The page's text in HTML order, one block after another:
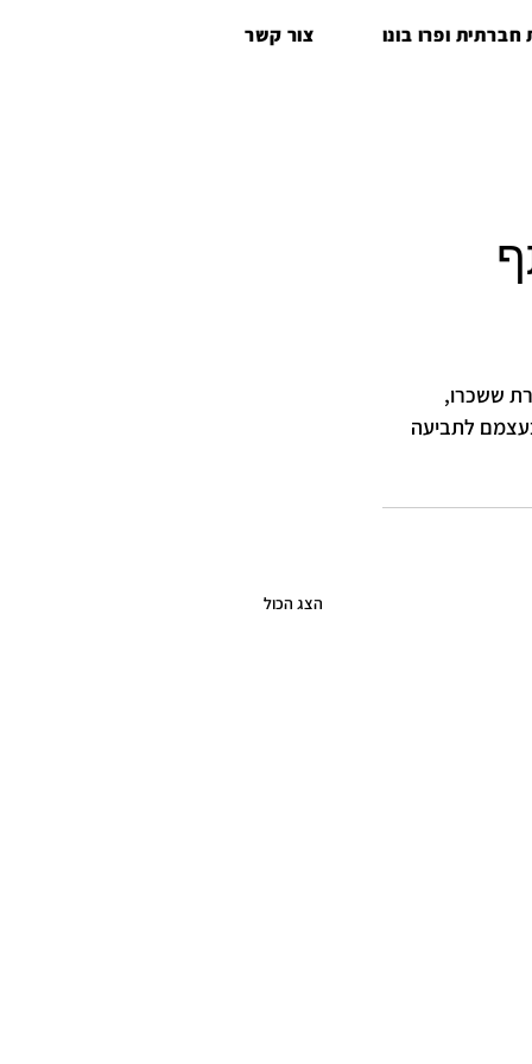
צור קשר חברתית ופרו בונו
ששכרו,
לתביעה
הצג הכול